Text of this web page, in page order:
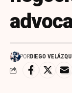
PORDIEGO